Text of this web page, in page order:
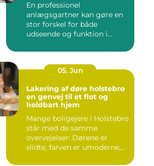
En professionel
anlægsgartner kan gøre en
stor forskel for både
udseende og funktion i
05. Jun
Lakering af døre holstebro
en genvej til et flot og
holdbart hjem
Mange boligejere i Holstebro
står med de samme
overvejelser: Dørene er
slidte, farven er umoderne,